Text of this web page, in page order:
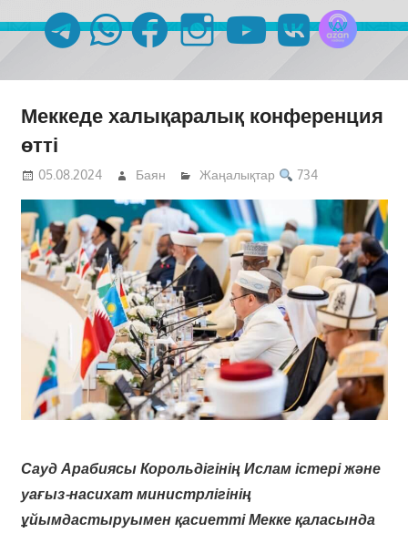
telegramwhatsappfacebookinstagramyoutubevk
Меккеде халықаралық конференция
өтті
05.08.2024 Баян Жаңалықтар 734
Сауд Арабиясы Корольдігінің Ислам істері және
уағыз-насихат министрлігінің
ұйымдастыруымен қасиетті Мекке қаласында